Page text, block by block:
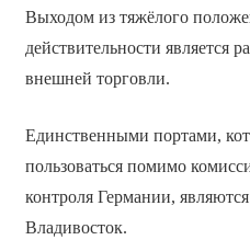
Выходом из тяжёлого
действительности является
внешней торговли.
Единственными портами,
пользоваться помимо
контроля Германии,
Владивосток.